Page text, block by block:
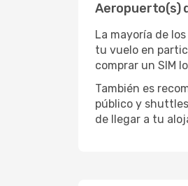
Aeropuerto(s)
La mayoría de
tu vuelo en
comprar un SIM
También es
público y
de llegar a tu